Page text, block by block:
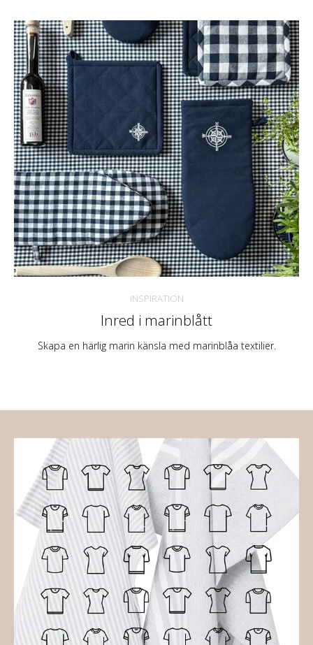
INSPIRATION
Inred i marinblått
Skapa en härlig marin känsla med marinblåa textilier.